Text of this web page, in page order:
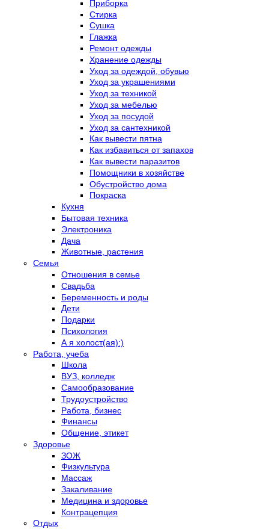
Приборка
Стирка
Сушка
Глажка
Ремонт одежды
Хранение одежды
Уход за одеждой, обувью
Уход за украшениями
Уход за техникой
Уход за мебелью
Уход за посудой
Уход за сантехникой
Как вывести пятна
Как избавиться от запахов
Как вывести паразитов
Помощники в хозяйстве
Обустройство дома
Покраска
Кухня
Бытовая техника
Электроника
Дача
Животные, растения
Семья
Отношения в семье
Свадьба
Беременность и роды
Дети
Подарки
Психология
А я холост(ая):)
Работа, учеба
Школа
ВУЗ, колледж
Самообразование
Трудоустройство
Работа, бизнес
Финансы
Общение, этикет
Здоровье
ЗОЖ
Физкультура
Массаж
Закаливание
Медицина и здоровье
Контрацепция
Отдых